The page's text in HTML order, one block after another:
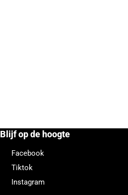
Blijf op de hoogte
Facebook
Tiktok
Instagram